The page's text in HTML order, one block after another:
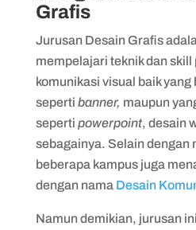
Grafis
Jurusan Desain Grafis
mempelajari teknik dan
komunikasi visual baik
seperti banner, maupun
seperti powerpoint, desain
sebagainya. Selain dengan
beberapa kampus juga
dengan nama Desain
Namun demikian, jurusan